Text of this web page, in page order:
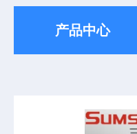
产品中心